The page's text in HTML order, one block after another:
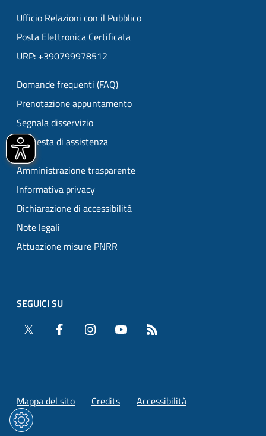
Ufficio Relazioni con il Pubblico
Posta Elettronica Certificata
URP: +390799978512
Domande frequenti (FAQ)
Prenotazione appuntamento
Segnala disservizio
Richiesta di assistenza
Amministrazione trasparente
Informativa privacy
Dichiarazione di accessibilità
Note legali
Attuazione misure PNRR
SEGUICI SU
Twitter
Facebook Instagram YouTube
Mappa del sito Credits Accessibilità